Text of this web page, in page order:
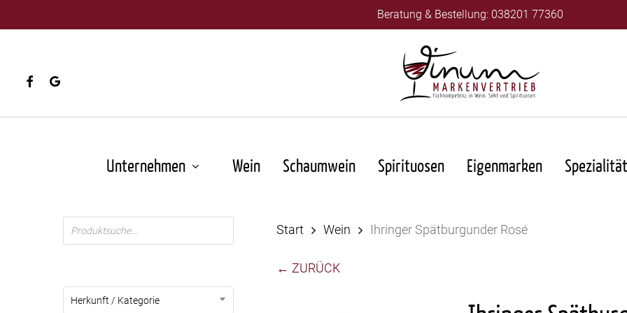
to
content
Beratung & Bestellung: 038201 77360
facebookgoogle-
Unternehmen Wein Schaumwein Spirituosen Eigenmarken
Products
search
Herkunft / Kategorie
Start Wein Ihringer Spätburgunder Rosé
← ZURÜCK